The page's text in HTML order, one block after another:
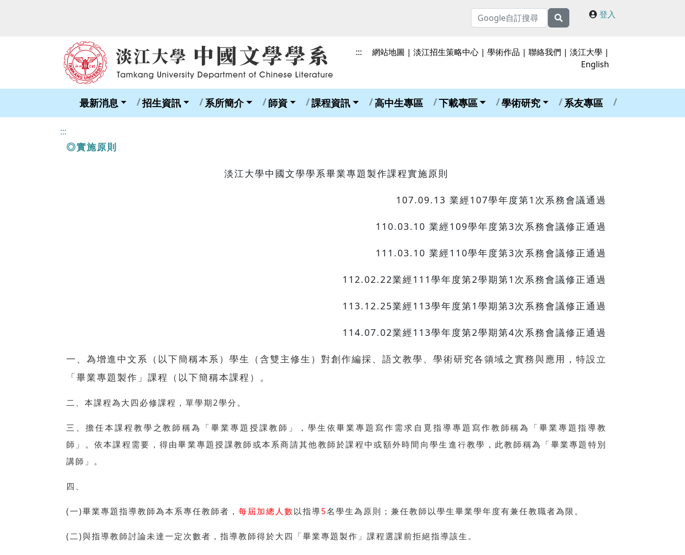
登入
::: 網站地圖 |淡江招生策略中心 |學術作品 |聯絡我們 |淡江大學 |
English
最新消息 招生資訊 系所簡介 師資 課程資訊 高中生專區 下載專區 學術研究 系友專區
:::
◎實施原則
淡江大學中國文學學系畢業專題製作課程實施原則
107.09.13 業經107學年度第1次系務會議通過
110.03.10 業經109學年度第3次系務會議修正通過
111.03.10 業經110學年度第3次系務會議修正通過
112.02.22業經111學年度第2學期第1次系務會議修正通過
113.12.25業經113學年度第1學期第3次系務會議修正通過
114.07.02業經113學年度第2學期第4次系務會議修正通過
一、為增進中文系（以下簡稱本系）學生（含雙主修生）對創作編採、語文教學、學術研究各領域之實務與應用，特設立
「畢業專題製作」課程（以下簡稱本課程）。
二、本課程為大四必修課程，單學期2學分。
三、擔任本課程教學之教師稱為「畢業專題授課教師」，學生依畢業專題寫作需求自覓指導專題寫作教師稱為「畢業專題指導教
師」。依本課程需要，得由畢業專題授課教師或本系商請其他教師於課程中或額外時間向學生進行教學，此教師稱為「畢業專題特別
講師」。
四、
(一)畢業專題指導教師為本系專任教師者， 每屆加總人數以指導5名學生為原則；兼任教師以學生畢業學年度有兼任教職者為限。
(二)與指導教師討論未達一定次數者，指導教師得於大四「畢業專題製作」課程選課前拒絕指導該生。